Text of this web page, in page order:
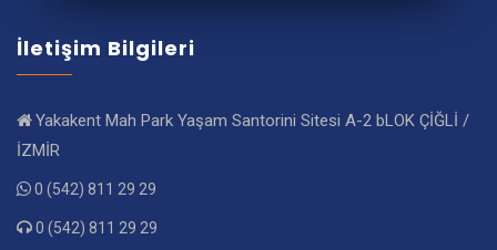
İletişim Bilgileri
Yakakent Mah Park Yaşam Santorini Sitesi A-2 bLOK ÇİĞLİ /
İZMİR
0 (542) 811 29 29
0 (542) 811 29 29